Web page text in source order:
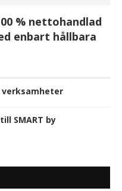
% nettohandlad
enbart hållbara
SMART by